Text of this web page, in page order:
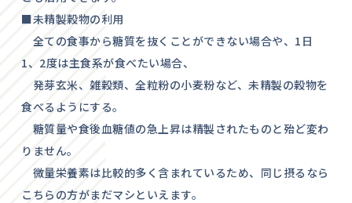
■未精製穀物の利用
全ての食事から糖質を抜くことができない場合や、1日
1、2度は主食系が食べたい場合、
発芽玄米、雑穀類、全粒粉の小麦粉など、未精製の穀物を
食べるようにする。
糖質量や食後血糖値の急上昇は精製されたものと殆ど変わ
りません。
微量栄養素は比較的多く含まれているため、同じ摂るなら
こちらの方がまだマシといえます。